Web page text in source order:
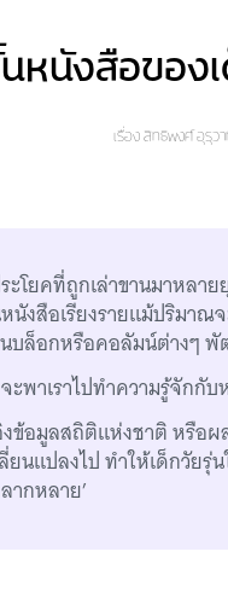
หนังสือของ
เรื่อง สิทธิพงศ์ อุรุว
โยคที่ถูกเล่าขานมาหลา
นังสือเรียงรายแม้ปริมาณ
บล็อกหรือคอลัมน์ต่างๆ พั
จะพาเราไปทำความรู้จักกั
ข้อมูลสถิติแห่งชาติ หรือผ
นแปลงไป ทำให้เด็กวัยรุ่
ากหลาย’